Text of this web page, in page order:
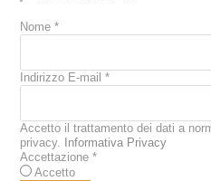
Nome*
Indirizzo E-mail*
Accetto il trattamento dei dati a
privacy.
Informativa Privacy
Accettazione*
Accetto